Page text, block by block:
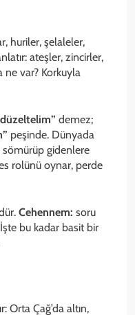
huriler, şelaleler,
ateşler, zincirler,
ne var? Korkuyla
demez;
peşinde. Dünyada
sömürüp gidenlere
rolünü oynar, perde
Cehennem: soru
bu kadar basit bir
Orta Çağ’da altın,